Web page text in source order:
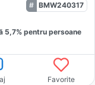
BMW240317
5,7% pentru persoane
Favorite